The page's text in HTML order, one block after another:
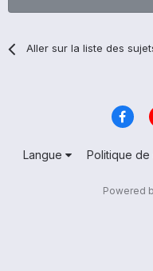
Aller sur la liste des
Langue Politique
Powered